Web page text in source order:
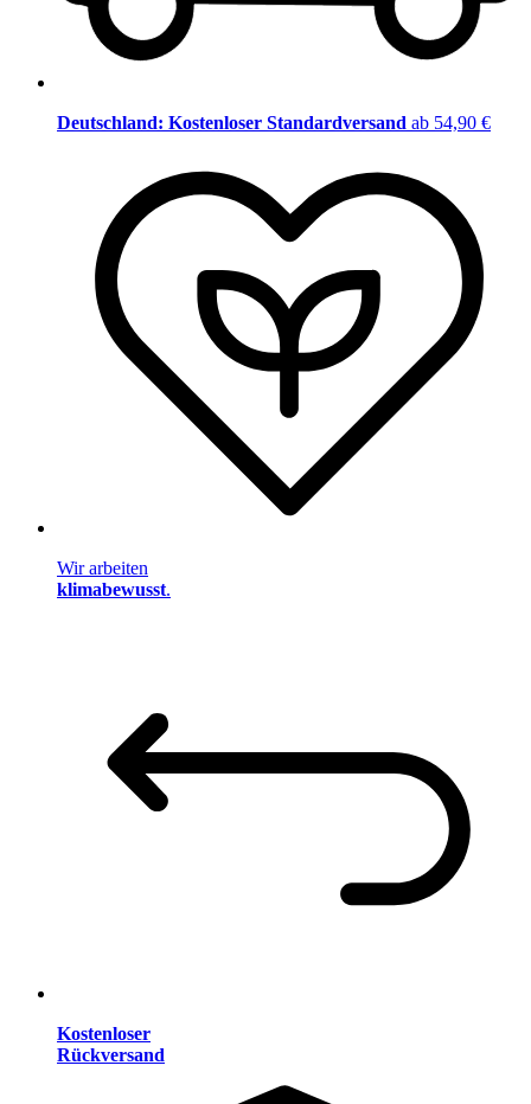
Deutschland: Kostenloser Standardversand ab 54,90 €
Wir arbeiten
klimabewusst.
Kostenloser
Rückversand